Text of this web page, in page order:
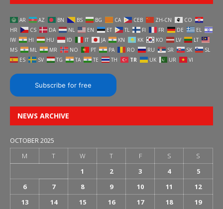
AR AZ BN BS BG CA CEB ZH-CN
CO
HR
CS DA NL EN ET TL FI FR DE
EL
IW
HI HU ID IT JA KN KK KO LV
LT
MS
ML MR NO PT PA RO RU SR SK
SL
ES
SV TG TA TE TH TR UK UR VI
Subscribe for free
NEWS ARCHIVE
OCTOBER 2025
M
T W T F S
S
1
2 3 4
5
6
7 8 9 10 11
12
13
14 15 16 17 18 19